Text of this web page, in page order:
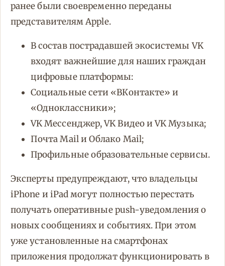
ранее были своевременно переданы
представителям Apple.
В состав пострадавшей экосистемы VK
входят важнейшие для наших граждан
цифровые платформы:
Социальные сети «ВКонтакте» и
«Одноклассники»;
VK Мессенджер, VK Видео и VK Музыка;
Почта Mail и Облако Mail;
Профильные образовательные сервисы.
Эксперты предупреждают, что владельцы
iPhone и iPad могут полностью перестать
получать оперативные push-уведомления о
новых сообщениях и событиях. При этом
уже установленные на смартфонах
приложения продолжат функционировать в